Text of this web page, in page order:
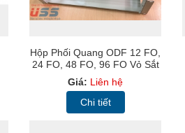
Hộp Phối Quang ODF 12 FO,
24 FO, 48 FO, 96 FO Vỏ Sắt
Indoor Chuẩn 19"
Giá: Liên hệ
Chi tiết